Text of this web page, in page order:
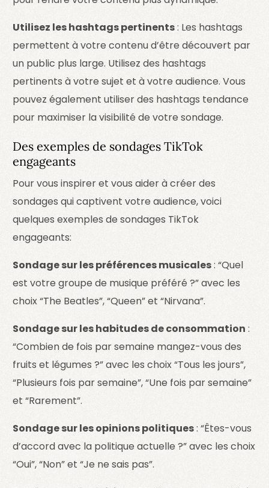
Utilisez les hashtags pertinents: Les hashtags
permettent à votre contenu d’être découvert par
un public plus large. Utilisez des hashtags
pertinents à votre sujet et à votre audience. Vous
pouvez également utiliser des hashtags tendance
pour maximiser la visibilité de votre sondage.
Des exemples de sondages TikTok
engageants
Pour vous inspirer et vous aider à créer des
sondages qui captivent votre audience, voici
quelques exemples de sondages TikTok
engageants:
Sondage sur les préférences musicales: “Quel
est votre groupe de musique préféré ?” avec les
choix “The Beatles”, “Queen” et “Nirvana”.
Sondage sur les habitudes de consommation :
“Combien de fois par semaine mangez-vous des
fruits et légumes ?” avec les choix “Tous les jours”,
“Plusieurs fois par semaine”, “Une fois par semaine”
et “Rarement”.
Sondage sur les opinions politiques: “Êtes-vous
d’accord avec la politique actuelle ?” avec les choix
“Oui”, “Non” et “Je ne sais pas”.